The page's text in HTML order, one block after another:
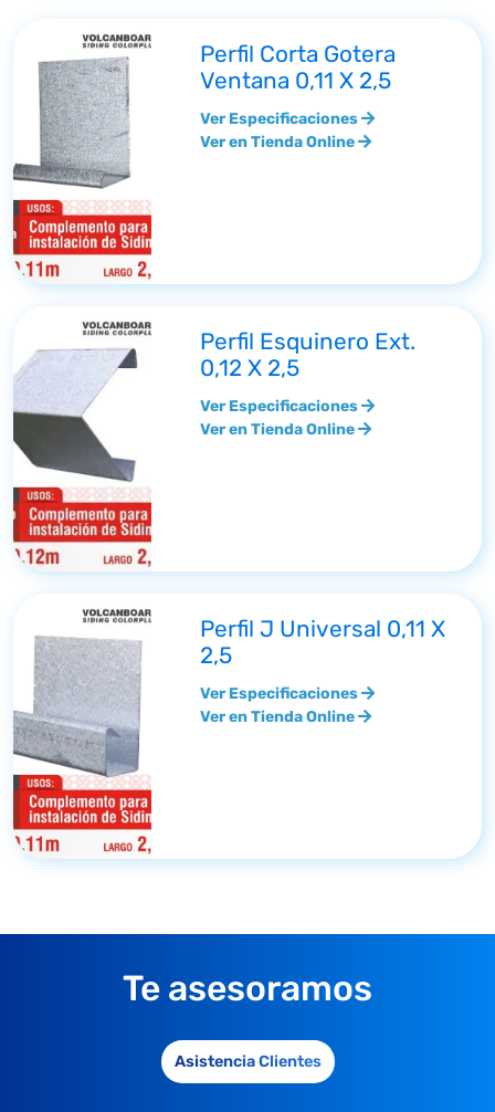
Perfil Corta Gotera
Ventana 0,11 X 2,5
Ver Especificaciones
Ver en Tienda Online
Perfil Esquinero Ext.
0,12 X 2,5
Ver Especificaciones
Ver en Tienda Online
Perfil J Universal 0,11 X
2,5
Ver Especificaciones
Ver en Tienda Online
Te asesoramos
Asistencia Clientes